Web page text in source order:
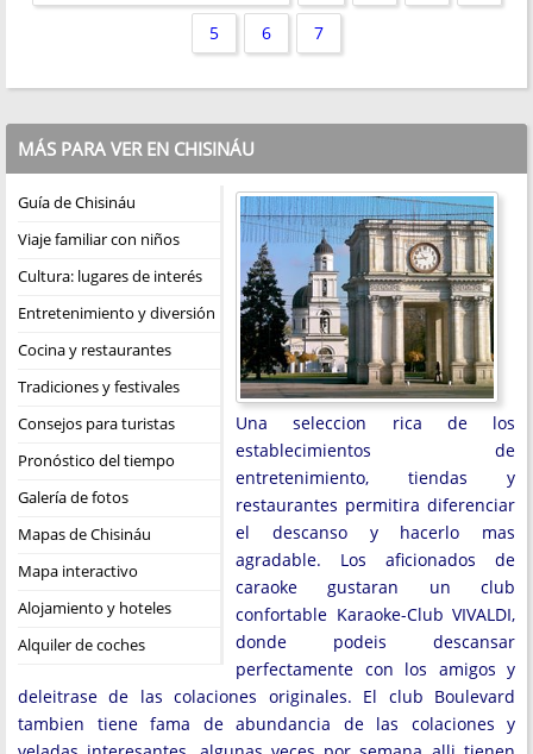
5 6 7
MÁS PARA VER EN CHISINÁU
Guía de Chisináu
Viaje familiar con niños
Cultura: lugares de interés
Entretenimiento y diversión
Cocina y restaurantes
Tradiciones y festivales
Consejos para turistas
Pronóstico del tiempo
Galería de fotos
Mapas de Chisináu
Mapa interactivo
Alojamiento y hoteles
Alquiler de coches
Una seleccion rica de los
establecimientos de
entretenimiento, tiendas y
restaurantes permitira diferenciar
el descanso y hacerlo mas
agradable. Los aficionados de
caraoke gustaran un club
confortable Karaoke-Club VIVALDI,
donde podeis descansar
perfectamente con los amigos y
deleitrase de las colaciones originales. El club Boulevard
tambien tiene fama de abundancia de las colaciones y